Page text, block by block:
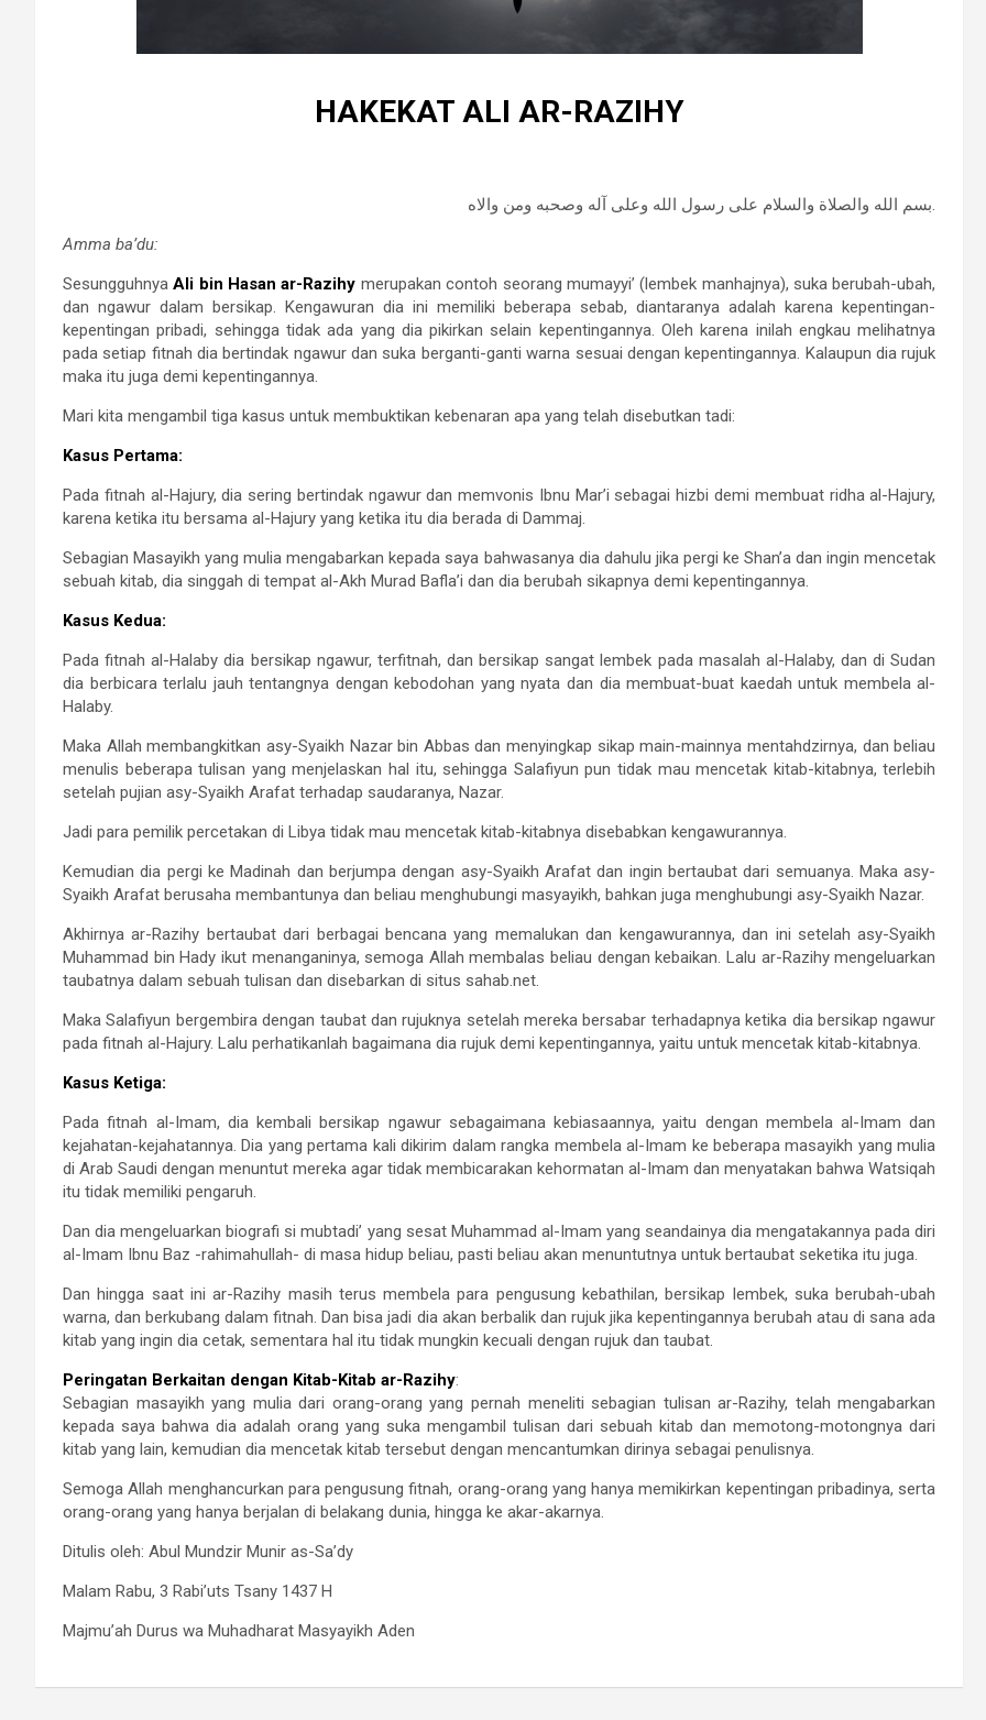
HAKEKAT ALI AR-RAZIHY
بسم الله والصلاة والسلام على رسول الله وعلى آله وصحبه ومن والاه.
Amma ba’du:
SesungguhnyaAli bin Hasan ar-Razihy merupakan contoh seorang mumayyi’ (lembek manhajnya), suka berubah-ubah,
dan ngawur dalam bersikap. Kengawuran dia ini memiliki beberapa sebab, diantaranya adalah karena kepentingan-
kepentingan pribadi, sehingga tidak ada yang dia pikirkan selain kepentingannya. Oleh karena inilah engkau melihatnya
pada setiap fitnah dia bertindak ngawur dan suka berganti-ganti warna sesuai dengan kepentingannya. Kalaupun dia rujuk
maka itu juga demi kepentingannya.
Mari kita mengambil tiga kasus untuk membuktikan kebenaran apa yang telah disebutkan tadi:
Kasus Pertama:
Pada fitnah al-Hajury, dia sering bertindak ngawur dan memvonis Ibnu Mar’i sebagai hizbi demi membuat ridha al-Hajury,
karena ketika itu bersama al-Hajury yang ketika itu dia berada di Dammaj.
Sebagian Masayikh yang mulia mengabarkan kepada saya bahwasanya dia dahulu jika pergi ke Shan’a dan ingin mencetak
sebuah kitab, dia singgah di tempat al-Akh Murad Bafla’i dan dia berubah sikapnya demi kepentingannya.
Kasus Kedua:
Pada fitnah al-Halaby dia bersikap ngawur, terfitnah, dan bersikap sangat lembek pada masalah al-Halaby, dan di Sudan
dia berbicara terlalu jauh tentangnya dengan kebodohan yang nyata dan dia membuat-buat kaedah untuk membela al-
Halaby.
Maka Allah membangkitkan asy-Syaikh Nazar bin Abbas dan menyingkap sikap main-mainnya mentahdzirnya, dan beliau
menulis beberapa tulisan yang menjelaskan hal itu, sehingga Salafiyun pun tidak mau mencetak kitab-kitabnya, terlebih
setelah pujian asy-Syaikh Arafat terhadap saudaranya, Nazar.
Jadi para pemilik percetakan di Libya tidak mau mencetak kitab-kitabnya disebabkan kengawurannya.
Kemudian dia pergi ke Madinah dan berjumpa dengan asy-Syaikh Arafat dan ingin bertaubat dari semuanya. Maka asy-
Syaikh Arafat berusaha membantunya dan beliau menghubungi masyayikh, bahkan juga menghubungi asy-Syaikh Nazar.
Akhirnya ar-Razihy bertaubat dari berbagai bencana yang memalukan dan kengawurannya, dan ini setelah asy-Syaikh
Muhammad bin Hady ikut menanganinya, semoga Allah membalas beliau dengan kebaikan. Lalu ar-Razihy mengeluarkan
taubatnya dalam sebuah tulisan dan disebarkan di situs sahab.net.
Maka Salafiyun bergembira dengan taubat dan rujuknya setelah mereka bersabar terhadapnya ketika dia bersikap ngawur
pada fitnah al-Hajury. Lalu perhatikanlah bagaimana dia rujuk demi kepentingannya, yaitu untuk mencetak kitab-kitabnya.
Kasus Ketiga:
Pada fitnah al-Imam, dia kembali bersikap ngawur sebagaimana kebiasaannya, yaitu dengan membela al-Imam dan
kejahatan-kejahatannya. Dia yang pertama kali dikirim dalam rangka membela al-Imam ke beberapa masayikh yang mulia
di Arab Saudi dengan menuntut mereka agar tidak membicarakan kehormatan al-Imam dan menyatakan bahwa Watsiqah
itu tidak memiliki pengaruh.
Dan dia mengeluarkan biografi si mubtadi’ yang sesat Muhammad al-Imam yang seandainya dia mengatakannya pada diri
al-Imam Ibnu Baz -rahimahullah- di masa hidup beliau, pasti beliau akan menuntutnya untuk bertaubat seketika itu juga.
Dan hingga saat ini ar-Razihy masih terus membela para pengusung kebathilan, bersikap lembek, suka berubah-ubah
warna, dan berkubang dalam fitnah. Dan bisa jadi dia akan berbalik dan rujuk jika kepentingannya berubah atau di sana ada
kitab yang ingin dia cetak, sementara hal itu tidak mungkin kecuali dengan rujuk dan taubat.
Peringatan Berkaitan dengan Kitab-Kitab ar-Razihy:
Sebagian masayikh yang mulia dari orang-orang yang pernah meneliti sebagian tulisan ar-Razihy, telah mengabarkan
kepada saya bahwa dia adalah orang yang suka mengambil tulisan dari sebuah kitab dan memotong-motongnya dari
kitab yang lain, kemudian dia mencetak kitab tersebut dengan mencantumkan dirinya sebagai penulisnya.
Semoga Allah menghancurkan para pengusung fitnah, orang-orang yang hanya memikirkan kepentingan pribadinya, serta
orang-orang yang hanya berjalan di belakang dunia, hingga ke akar-akarnya.
Ditulis oleh: Abul Mundzir Munir as-Sa’dy
Malam Rabu, 3 Rabi’uts Tsany 1437 H
Majmu’ah Durus wa Muhadharat Masyayikh Aden